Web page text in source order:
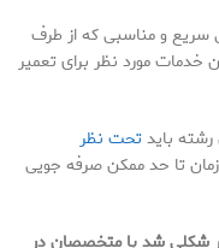
سریع و مناسبی که از طرف
خدمات مورد نظر برای تعمیر
بایدتحت نظر
تا حد ممکن صرفه جویی
شکلی شد با متخصصان در